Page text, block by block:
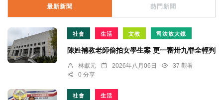
最新新聞 熱門新聞
社會 生活 文教 司法放大鏡
陳姓補教老師偷拍女學生案 更一審卅九罪全輕判
林獻元 2026年八月06日
37 觀看
0 分享
社會 生活